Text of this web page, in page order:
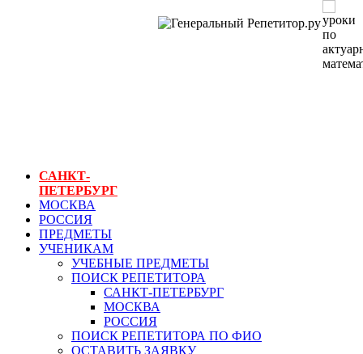
САНКТ-
ПЕТЕРБУРГ
МОСКВА
РОССИЯ
ПРЕДМЕТЫ
УЧЕНИКАМ
УЧЕБНЫЕ ПРЕДМЕТЫ
ПОИСК РЕПЕТИТОРА
САНКТ-ПЕТЕРБУРГ
МОСКВА
РОССИЯ
ПОИСК РЕПЕТИТОРА ПО ФИО
ОСТАВИТЬ ЗАЯВКУ